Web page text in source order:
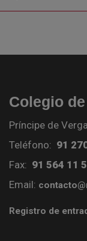
Colegio
Príncipe de
Teléfono: 91
Fax: 91 564 11
Email:
Registro de